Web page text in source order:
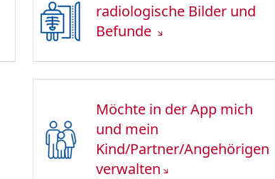
radiologische Bilder und
Befunde
Möchte in der App mich
und mein
Kind/Partner/Angehörigen
verwalten